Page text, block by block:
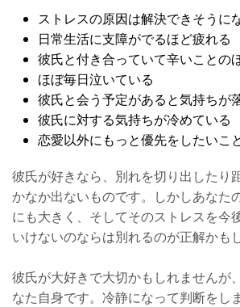
ストレスの原因は解決できそうに
日常生活に支障がでるほど疲れる
彼氏と付き合っていて辛いことの
ほぼ毎日泣いている
彼氏と会う予定があると気持ちが
彼氏に対する気持ちが冷めている
恋愛以外にもっと優先をしたいこ
彼氏が好きなら、別れを切り出したり
かなか出ないものです。しかしあなた
にも大きく、そしてそのストレスを今
いけないのならは別れるのが正解かも
彼氏が大好きで大切かもしれませんが
なた自身です。冷静になって判断をし